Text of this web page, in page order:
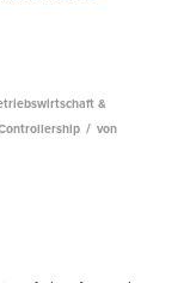
&
/ von